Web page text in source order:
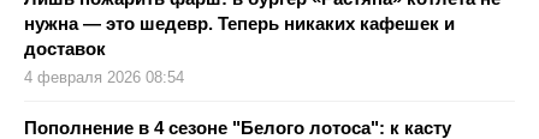
нужна — это шедевр. Теперь никаких кафешек и
доставок
4 февраля 2026 08:54
Пополнение в 4 сезоне "Белого лотоса": к касту